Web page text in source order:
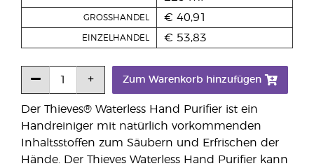
Der Thieves® Waterless Hand Purifier ist ein
Handreiniger mit natürlich vorkommenden
Inhaltsstoffen zum Säubern und Erfrischen der
Hände. Der Thieves Waterless Hand Purifier kann
GROSSHANDEL € 40,91
EINZELHANDEL € 53,83
Zum Warenkorb hinzufügen